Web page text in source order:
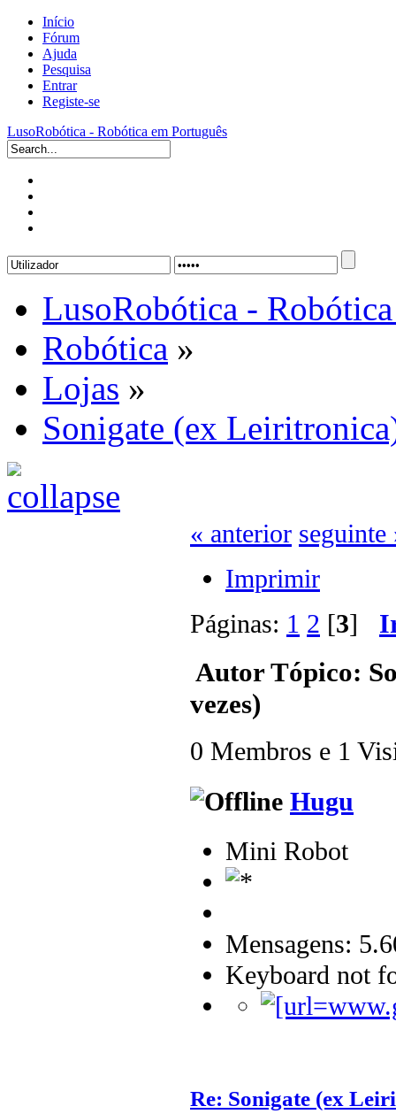
Início
Fórum
Ajuda
Pesquisa
Entrar
Registe-se
LusoRobótica - Robótica em Português
LusoRobótica -
Robótica »
Lojas »
Sonigate (ex
« anterior seguinte
Imprimir
Páginas: 1 2 [3]
AutorTópico:
vezes)
0 Membros e 1
Hugu
Mini Robot
Mensagens:
Keyboard not
Re: Sonigate (ex